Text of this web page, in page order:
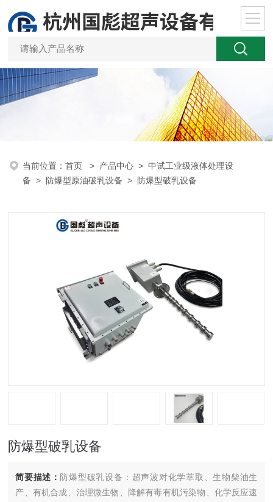
当前位置：首页 > 产品中心 >中试工业级液体处理设
备 > 防爆型原油破乳设备 > 防爆型破乳设备
防爆型破乳设备
简要描述： 防爆型破乳设备：超声波对化学萃取、生物柴油生
产、有机合成、治理微生物、降解有毒有机污染物、化学反应速